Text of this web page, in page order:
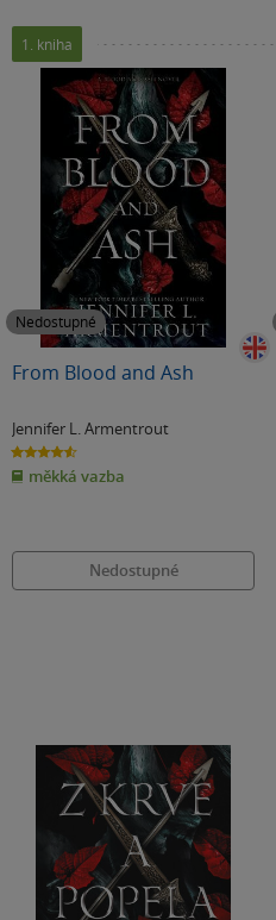
1. kniha
Nedostupné
From Blood and Ash
Jennifer L. Armentrout
4.6
z
5
hvězdiček
měkká vazba
Nedostupné